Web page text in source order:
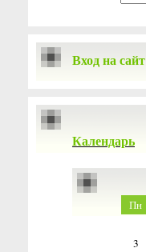
Вход на сайт
Календарь
Пн
3